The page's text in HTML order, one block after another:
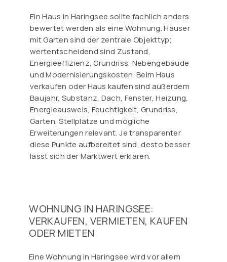
Ein Haus in Haringsee sollte fachlich anders
bewertet werden als eine Wohnung. Häuser
mit Garten sind der zentrale Objekttyp;
wertentscheidend sind Zustand,
Energieeffizienz, Grundriss, Nebengebäude
und Modernisierungskosten. Beim Haus
verkaufen oder Haus kaufen sind außerdem
Baujahr, Substanz, Dach, Fenster, Heizung,
Energieausweis, Feuchtigkeit, Grundriss,
Garten, Stellplätze und mögliche
Erweiterungen relevant. Je transparenter
diese Punkte aufbereitet sind, desto besser
lässt sich der Marktwert erklären.
WOHNUNG IN HARINGSEE:
VERKAUFEN, VERMIETEN, KAUFEN
ODER MIETEN
Eine Wohnung in Haringsee wird vor allem